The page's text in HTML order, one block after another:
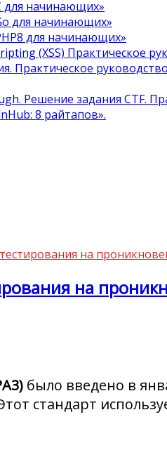
для начинающих»
для начинающих»
для начинающих»
(XSS) Практическое
Практическое
Решение задания CTF.
8 райтапов».
на
на
было введено в
стандарт